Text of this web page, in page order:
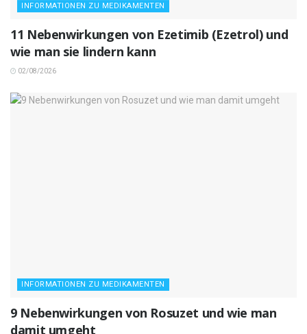
INFORMATIONEN ZU MEDIKAMENTEN
11 Nebenwirkungen von Ezetimib (Ezetrol) und
wie man sie lindern kann
02/08/2026
INFORMATIONEN ZU MEDIKAMENTEN
9 Nebenwirkungen von Rosuzet und wie man
damit umgeht